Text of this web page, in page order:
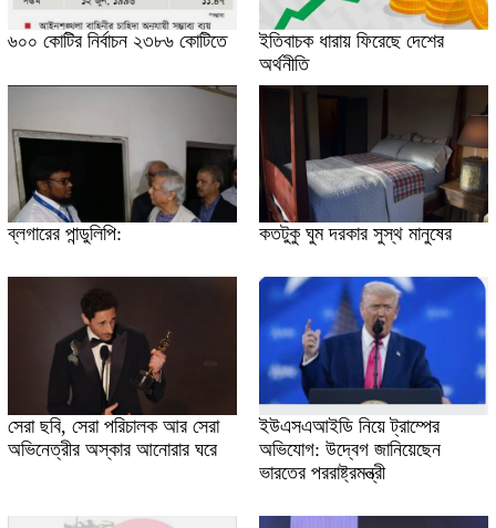
৬০০ কোটির নির্বাচন ২৩৮৬ কোটিতে
ইতিবাচক ধারায় ফিরেছে দেশের
অর্থনীতি
ব্লগারের পান্ডুলিপি: কতটুকু ঘুম দরকার সুস্থ মানুষের
সেরা ছবি, সেরা পরিচালক আর সেরা
অভিনেত্রীর অস্কার আনোরার ঘরে
ইউএসএআইডি নিয়ে ট্রাম্পের
অভিযোগ: উদ্বেগ জানিয়েছেন
ভারতের পররাষ্ট্রমন্ত্রী